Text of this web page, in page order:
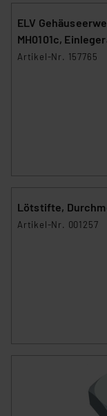
ELV
MH0101c,
Artikel-Nr. 157765
Lötstifte,
Artikel-Nr. 001257